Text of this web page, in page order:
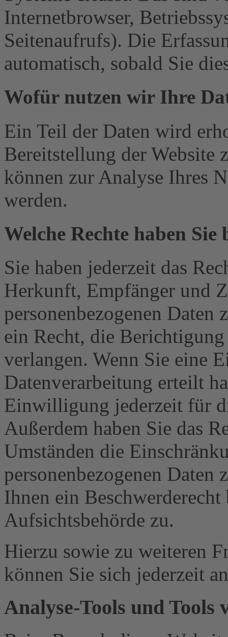
Internetbrowser,
Seitenaufrufs). Die
automatisch, sobald Sie
Wofür nutzen wir Ihre
Ein Teil der Daten wird
Bereitstellung der Website
können zur Analyse Ihres
werden.
Welche Rechte haben
Sie haben jederzeit das
Herkunft, Empfänger und
personenbezogenen Daten
ein Recht, die
verlangen. Wenn Sie eine
Datenverarbeitung erteilt
Einwilligung jederzeit für
Außerdem haben Sie das
Umständen die
personenbezogenen Daten
Ihnen ein
Aufsichtsbehörde zu.
Hierzu sowie zu weiteren
können Sie sich jederzeit
Analyse-Tools und